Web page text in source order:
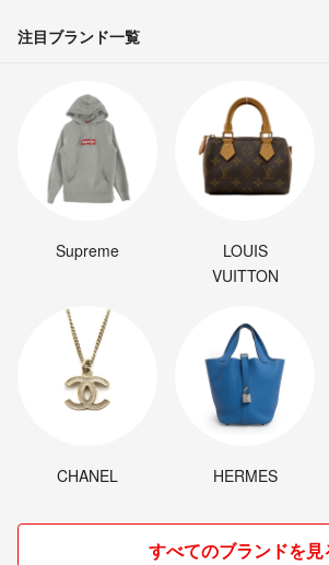
注目ブランド一覧
Supreme
LOUIS
VUITTON
CHANEL HERMES
すべてのブランドを見